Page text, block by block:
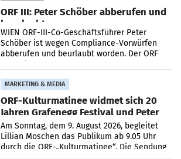
ORF III: Peter Schöber abberufen und
beurlaubt
WIEN ORF-III-Co-Geschäftsführer Peter
Schöber ist wegen Compliance-Vorwürfen
abberufen und beurlaubt worden. Der ORF
MARKETING & MEDIA
ORF-Kulturmatinee widmet sich 20
Jahren Grafenegg Festival und Peter
Simonischek
Am Sonntag, dem 9. August 2026, begleitet
Lillian Moschen das Publikum ab 9.05 Uhr
durch die ORF-„Kulturmatinee“. Die Sendung